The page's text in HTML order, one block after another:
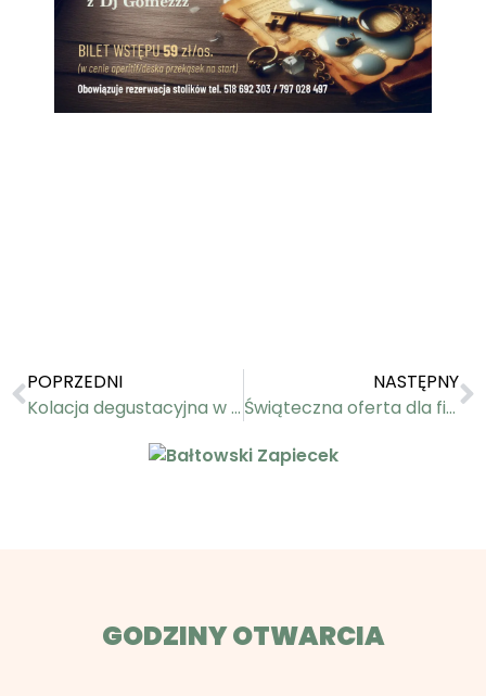
POPRZEDNI
Kolacja degustacyjna w Bałtowskim Zapiecku vol. 2
NASTĘPNY
Świąteczna oferta dla firm
GODZINY OTWARCIA